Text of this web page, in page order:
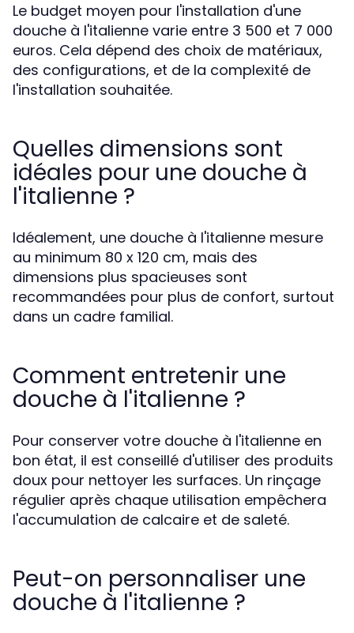
Le budget moyen pour l'installation d'une
douche à l'italienne varie entre 3 500 et 7 000
euros. Cela dépend des choix de matériaux,
des configurations, et de la complexité de
l'installation souhaitée.
Quelles dimensions sont
idéales pour une douche à
l'italienne ?
Idéalement, une douche à l'italienne mesure
au minimum 80 x 120 cm, mais des
dimensions plus spacieuses sont
recommandées pour plus de confort, surtout
dans un cadre familial.
Comment entretenir une
douche à l'italienne ?
Pour conserver votre douche à l'italienne en
bon état, il est conseillé d'utiliser des produits
doux pour nettoyer les surfaces. Un rinçage
régulier après chaque utilisation empêchera
l'accumulation de calcaire et de saleté.
Peut-on personnaliser une
douche à l'italienne ?